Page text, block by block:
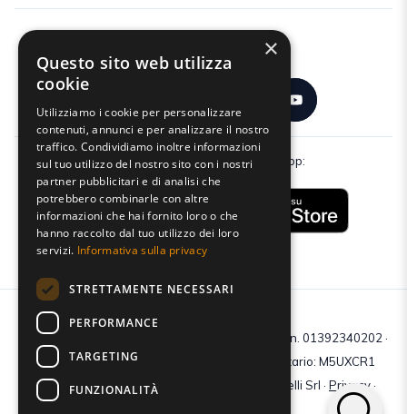
Scarica gratuitamente la nostra app:
C.F e P.IVA: 01392340202 · Reg.Imp. di Mantova: n. 01392340202 ·
Capitale sociale € 210.400 i.v. · Codice destinatario: M5UXCR1
© 2026 Tutti i diritti riservati · Centro Studi Castelli Srl · Privacy·
×
Questo sito web utilizza
cookie
Utilizziamo i cookie per personalizzare
contenuti, annunci e per analizzare il nostro
traffico. Condividiamo inoltre informazioni
sul tuo utilizzo del nostro sito con i nostri
partner pubblicitari e di analisi che
potrebbero combinarle con altre
informazioni che hai fornito loro o che
hanno raccolto dal tuo utilizzo dei loro
servizi. Informativa sulla privacy
STRETTAMENTE NECESSARI
PERFORMANCE
TARGETING
FUNZIONALITÀ